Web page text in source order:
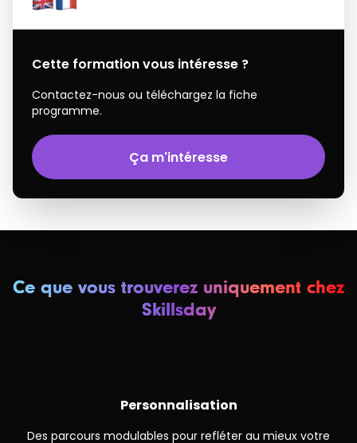
Cette formation vous intéresse ?
Contactez-nous ou téléchargez la fiche
programme.
Ça m'intéresse
Ce que vous trouverez uniquement chez
Skillsday
Personnalisation
Des parcours modulables pour refléter au mieux votre